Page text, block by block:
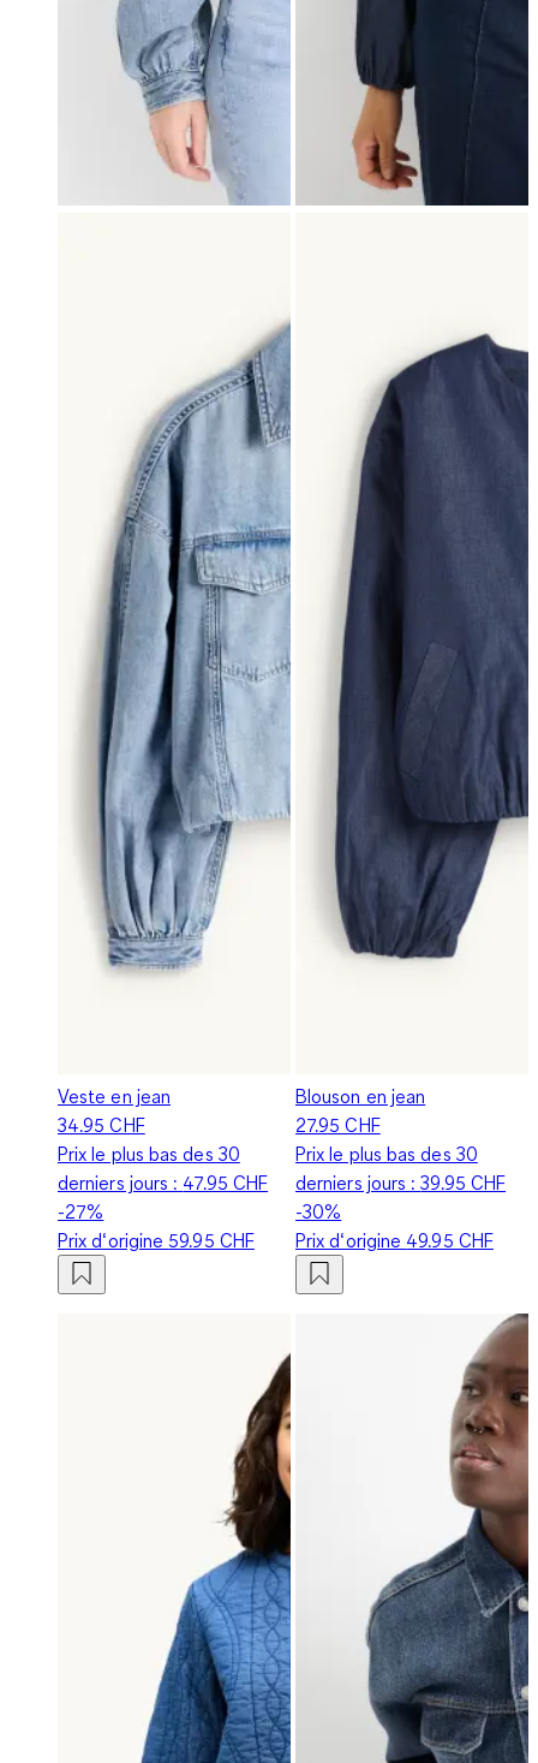
Veste en jean
34.95 CHF
Prix le plus bas des 30
derniers jours : 47.95 CHF
-27%
Prix d‘origine 59.95 CHF
Blouson en jean
27.95 CHF
Prix le plus bas des 30
derniers jours :39.95 CHF
-30%
Prix d‘origine 49.95 CHF